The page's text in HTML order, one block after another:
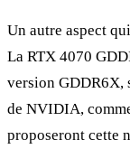
Un autre aspect
La RTX 4070
version GDDR6X,
de NVIDIA,
proposeront cette